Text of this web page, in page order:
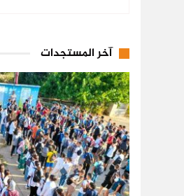
آخر المستجدات